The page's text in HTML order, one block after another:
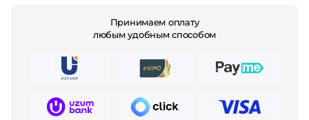
Принимаем оплату
любым удобным способом